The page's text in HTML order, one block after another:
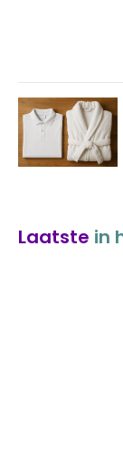
Laatste in